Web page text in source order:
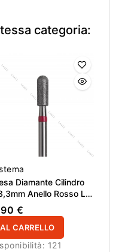
categoria:
Diamante Cilindro
Anello Rosso LL
€
AL CARRELLO
121